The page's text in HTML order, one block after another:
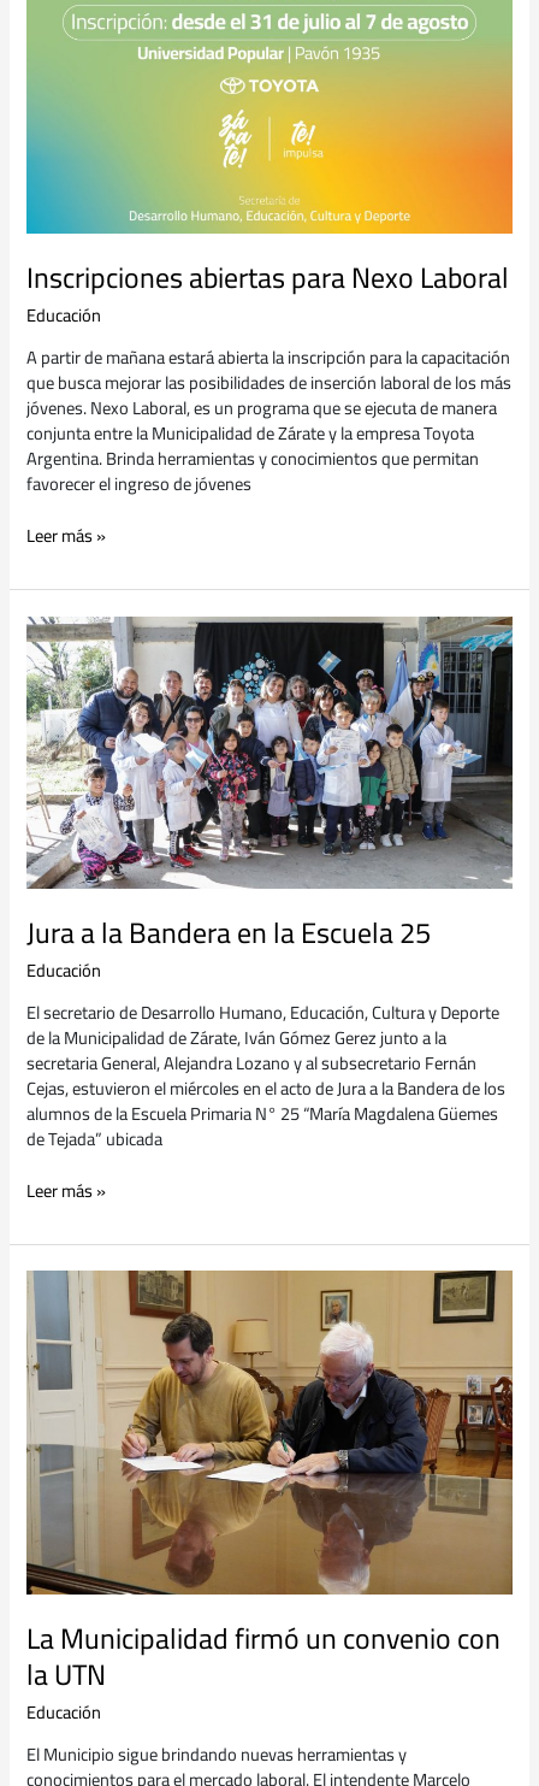
Inscripciones abiertas para Nexo Laboral
Educación
A partir de mañana estará abierta la inscripción para la capacitación
que busca mejorar las posibilidades de inserción laboral de los más
jóvenes. Nexo Laboral, es un programa que se ejecuta de manera
conjunta entre la Municipalidad de Zárate y la empresa Toyota
Argentina. Brinda herramientas y conocimientos que permitan
favorecer el ingreso de jóvenes
Leer más »
Jura a la Bandera en la Escuela 25
Educación
El secretario de Desarrollo Humano, Educación, Cultura y Deporte
de la Municipalidad de Zárate, Iván Gómez Gerez junto a la
secretaria General, Alejandra Lozano y al subsecretario Fernán
Cejas, estuvieron el miércoles en el acto de Jura a la Bandera de los
alumnos de la Escuela Primaria N° 25 “María Magdalena Güemes
de Tejada” ubicada
Jura
a
la
Bandera
en
la
Escuela
25
Leer más »
La Municipalidad firmó un convenio con
la UTN
Educación
El Municipio sigue brindando nuevas herramientas y
La
Municipalidad
firmó
un
convenio
con
UTN